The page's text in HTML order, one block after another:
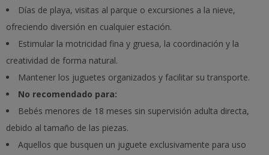
Días de playa, visitas al parque o excursiones a la nieve,
ofreciendo diversión en cualquier estación.
Estimular la motricidad fina y gruesa, la coordinación y la
creatividad de forma natural.
Mantener los juguetes organizados y facilitar su transporte.
No recomendado para:
Bebés menores de 18 meses sin supervisión adulta directa,
debido al tamaño de las piezas.
Aquellos que busquen un juguete exclusivamente para uso